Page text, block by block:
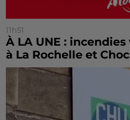
11h51
À LA UNE :
à La Rochelle et